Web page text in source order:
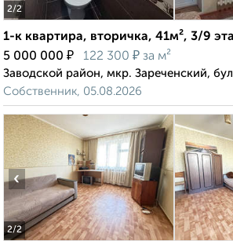
2/2
1-к квартира, вторичка, 41м², 3/9
5 000 000 ₽ 122 300 ₽ за м²
Заводской район, мкр. Зареченский,
Собственник, 05.08.2026
2/2
‹